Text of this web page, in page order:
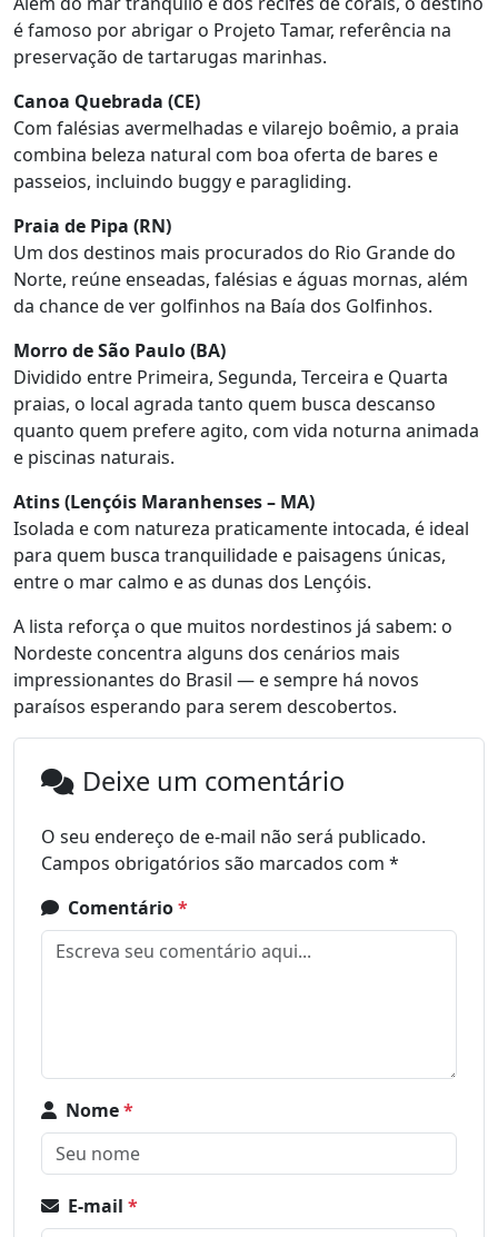
é famoso por abrigar o Projeto Tamar, referência na
preservação de tartarugas marinhas.
Canoa Quebrada (CE)
Com falésias avermelhadas e vilarejo boêmio, a praia
combina beleza natural com boa oferta de bares e
passeios, incluindo buggy e paragliding.
Praia de Pipa (RN)
Um dos destinos mais procurados do Rio Grande do
Norte, reúne enseadas, falésias e águas mornas, além
da chance de ver golfinhos na Baía dos Golfinhos.
Morro de São Paulo (BA)
Dividido entre Primeira, Segunda, Terceira e Quarta
praias, o local agrada tanto quem busca descanso
quanto quem prefere agito, com vida noturna animada
e piscinas naturais.
Atins (Lençóis Maranhenses – MA)
Isolada e com natureza praticamente intocada, é ideal
para quem busca tranquilidade e paisagens únicas,
entre o mar calmo e as dunas dos Lençóis.
A lista reforça o que muitos nordestinos já sabem: o
Nordeste concentra alguns dos cenários mais
impressionantes do Brasil — e sempre há novos
paraísos esperando para serem descobertos.
Deixe um comentário
O seu endereço de e-mail não será publicado.
Campos obrigatórios são marcados com *
Comentário*
Nome*
E-mail *